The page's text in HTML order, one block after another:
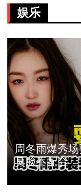
娱乐
周冬雨爆秀
臭脸不配合